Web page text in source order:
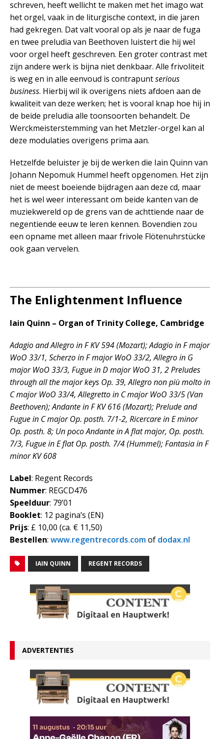
schreven, heeft wellicht te maken met het imago wat
het orgel, vaak in de liturgische context, in die jaren
had gekregen. Dat valt vooral op als je naar de fuga
en twee preludia van Beethoven luistert die hij wel
voor orgel heeft geschreven. Een groter contrast met
zijn andere werk is bijna niet denkbaar. Alle frivoliteit
is weg en in alle eenvoud is contrapuntserious
business. Hierbij wil ik overigens niets afdoen aan de
kwaliteit van deze werken; het is vooral knap hoe hij in
de beide preludia alle toonsoorten behandelt. De
Werckmeisterstemming van het Metzler-orgel kan al
deze modulaties overigens prima aan.
Hetzelfde beluister je bij de werken die Iain Quinn van
Johann Nepomuk Hummel heeft opgenomen. Het zijn
niet de meest boeiende bijdragen aan deze cd, maar
het is wel weer interessant om beide kanten van de
muziekwereld op de grens van de achttiende naar de
negentiende eeuw te leren kennen. Bovendien zou
een opname met alleen maar frivole Flötenuhrstücke
ook gaan vervelen.
The Enlightenment Influence
Iain Quinn – Organ of Trinity College, Cambridge
Adagio and Allegro in F KV 594 (Mozart); Adagio in F major
WoO 33/1, Scherzo in F major WoO 33/2, Allegro in G
major WoO 33/3, Fugue in D major WoO 31, 2 Preludes
through all the major keys Op. 39, Allegro non più molto in
C major WoO 33/4, Allegretto in C major WoO 33/5 (Van
Beethoven); Andante in F KV 616 (Mozart); Prelude and
Fugue in C major Op. posth. 7/1-2, Ricercare in E minor
Op. posth. 8; Un poco Andante in A flat major, Op. posth.
7/3, Fugue in E flat Op. posth. 7/4 (Hummel); Fantasia in F
minor KV 608
Label: Regent Records
Nummer: REGCD476
Speelduur: 79’01
Booklet: 12 pagina’s (EN)
Prijs: £ 10,00 (ca. € 11,50)
Bestellen: www.regentrecords.comof dodax.nl
IAIN QUINN REGENT RECORDS
ADVERTENTIES